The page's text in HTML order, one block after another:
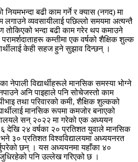
बढी काम गर्ने र क्यास (नगद) मा
लगाउने व्यवसायीलाई पछिल्लो समयमा अत्यन्तै
भन्दा बढी काम गरेर थप कमाउने
कम्तीमा एक वर्षको शैक्षिक शुल्क
केही सहज हुने सुझाव दिन्छन् ।
नेपाली विद्यार्थीहरूले मानसिक समस्या भोग्ने
अनि पाइहाले पनि सोचेजस्तो काम
तथा परिवारको कमी, शैक्षिक शुल्कको
मानसिक रूपमा कमजोर बनाएको
सन् २०२२ मा गरेको एक अध्ययन
देखि २४ वर्षका २० प्रतिशत युवाले मानसिक
३० प्रतिशत विश्वविद्यालयमा अध्ययनरत
छन् । यस अध्ययनमा यहाँका ४०
जुधिरहेको पनि उल्लेख गरिएको छ ।